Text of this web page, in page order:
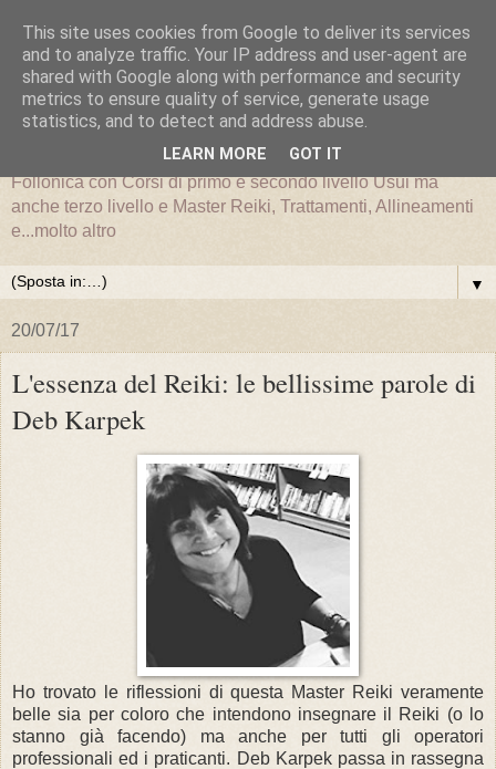
La scuola nazionale ilReiki è presente a Grosseto e
Follonica con Corsi di primo e secondo livello Usui ma
anche terzo livello e Master Reiki, Trattamenti, Allineamenti
e...molto altro
▼
20/07/17
L'essenza del Reiki: le bellissime parole di
Deb Karpek
Ho trovato le riflessioni di questa Master Reiki veramente
belle sia per coloro che intendono insegnare il Reiki (o lo
stanno già facendo) ma anche per tutti gli operatori
professionali ed i praticanti. Deb Karpek passa in rassegna
This site uses cookies from Google to deliver its services
and to analyze traffic. Your IP address and user-agent are
shared with Google along with performance and security
metrics to ensure quality of service, generate usage
statistics, and to detect and address abuse.
LEARN MORE GOT IT